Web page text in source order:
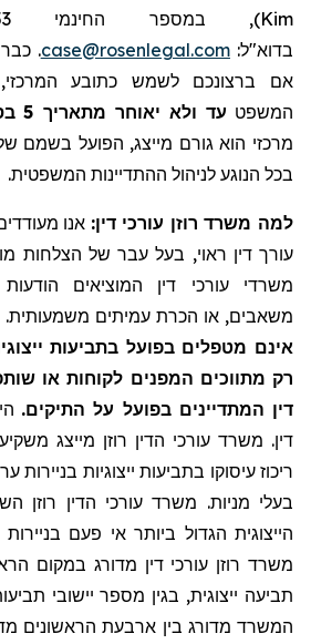
Kim
בדוא"ל:case@rosenlegal.com. כבר
אם ברצונכם לשמש כתובע
המשפט עד ולא יאוחר מתאריך 5
מרכזי הוא גורם מייצג, הפועל בשמם
בכל הנוגע לניהול ההתדיינות המשפטית.
למה משרד רוזן עורכי דין: אנו
עורך דין ראוי, בעל עבר של הצלחות
משרדי עורכי דין המוציאים
משאבים, או הכרת עמיתים משמעותית.
אינם מטפלים בפועל בתביעות
רק מתווכים המפנים לקוחות או
דין המתדיינים בפועל על התיקים.
דין. משרד עורכי הדין רוזן מייצג
ריכוז עיסוקו בתביעות ייצוגיות בניירות
בעלי מניות. משרד עורכי הדין רוזן
הייצוגית הגדול ביותר אי פעם
משרד רוזן עורכי דין מדורג במקום